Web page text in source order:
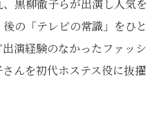
黒柳徹子らが出演し人気を
の「テレビの常識」をひと
演経験のなかったファッシ
んを初代ホステス役に抜擢